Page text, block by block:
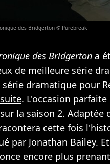
des Bridgerton © Purebreak
des Bridgerton a
de meilleure série
dramatique pour
. L'occasion
la saison 2. Adaptée
cette fois
par Jonathan Bailey.
encore plus